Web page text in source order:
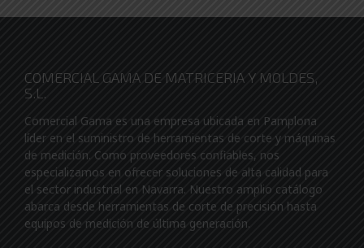
COMERCIAL GAMA DE MATRICERIA Y MOLDES,
S.L.
Comercial Gama es una empresa ubicada en Pamplona
líder en el suministro de herramientas de corte y máquinas
de medición. Como proveedores confiables, nos
especializamos en ofrecer soluciones de alta calidad para
el sector industrial en Navarra. Nuestro amplio catálogo
abarca desde herramientas de corte de precisión hasta
equipos de medición de última generación.